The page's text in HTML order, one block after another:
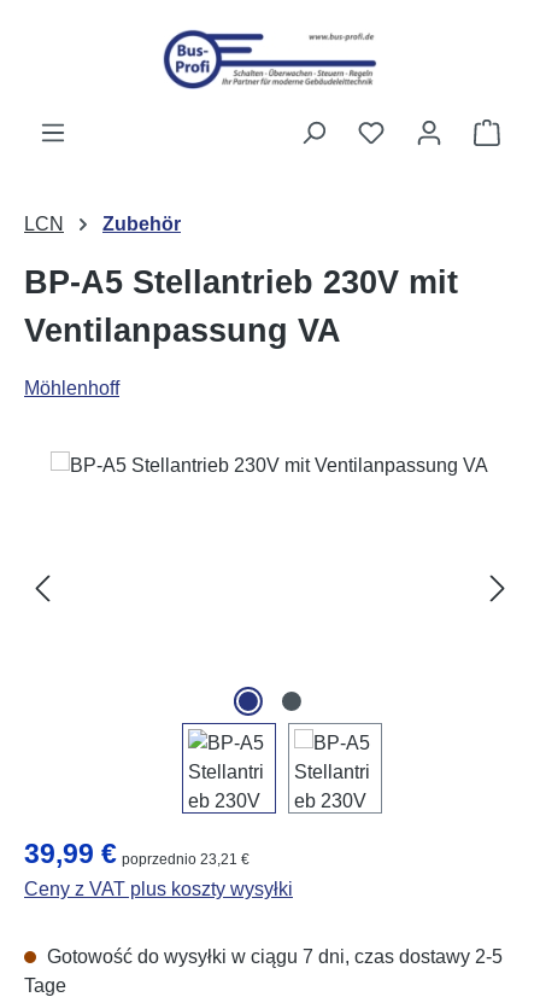
Przejdź do głównej zawartości
Masz 0
LCN Zubehör
BP-A5 Stellantrieb 230V mit
Ventilanpassung VA
Möhlenhoff
Pomiń galerię zdjęć
Cena regularna:
39,99 € poprzednio 23,21 €
Ceny z VAT plus koszty wysyłki
Gotowość do wysyłki w ciągu 7 dni, czas dostawy 2-5
Tage